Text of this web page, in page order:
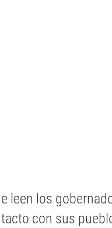
leen los
con sus